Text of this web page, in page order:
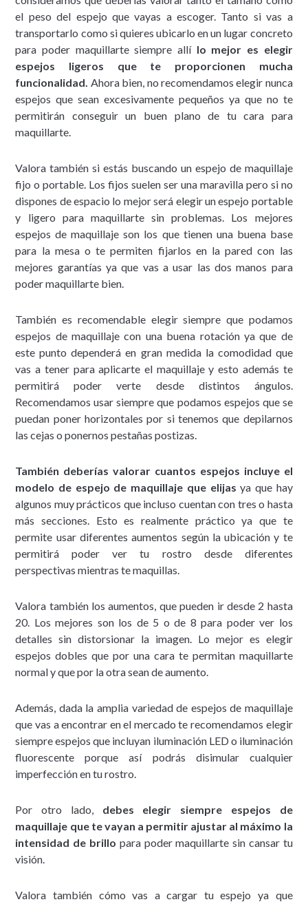
el peso del espejo que vayas a escoger. Tanto si vas a
transportarlo como si quieres ubicarlo en un lugar concreto
para poder maquillarte siempre allí lo mejor es elegir
espejos ligeros que te proporcionen mucha
funcionalidad. Ahora bien, no recomendamos elegir nunca
espejos que sean excesivamente pequeños ya que no te
permitirán conseguir un buen plano de tu cara para
maquillarte.
Valora también si estás buscando un espejo de maquillaje
fijo o portable. Los fijos suelen ser una maravilla pero si no
dispones de espacio lo mejor será elegir un espejo portable
y ligero para maquillarte sin problemas. Los mejores
espejos de maquillaje son los que tienen una buena base
para la mesa o te permiten fijarlos en la pared con las
mejores garantías ya que vas a usar las dos manos para
poder maquillarte bien.
También es recomendable elegir siempre que podamos
espejos de maquillaje con una buena rotación ya que de
este punto dependerá en gran medida la comodidad que
vas a tener para aplicarte el maquillaje y esto además te
permitirá poder verte desde distintos ángulos.
Recomendamos usar siempre que podamos espejos que se
puedan poner horizontales por si tenemos que depilarnos
las cejas o ponernos pestañas postizas.
También deberías valorar cuantos espejos incluye el
modelo de espejo de maquillaje que elijas ya que hay
algunos muy prácticos que incluso cuentan con tres o hasta
más secciones. Esto es realmente práctico ya que te
permite usar diferentes aumentos según la ubicación y te
permitirá poder ver tu rostro desde diferentes
perspectivas mientras te maquillas.
Valora también los aumentos, que pueden ir desde 2 hasta
20. Los mejores son los de 5 o de 8 para poder ver los
detalles sin distorsionar la imagen. Lo mejor es elegir
espejos dobles que por una cara te permitan maquillarte
normal y que por la otra sean de aumento.
Además, dada la amplia variedad de espejos de maquillaje
que vas a encontrar en el mercado te recomendamos elegir
siempre espejos que incluyan iluminación LED o iluminación
fluorescente porque así podrás disimular cualquier
imperfección en tu rostro.
Por otro lado, debes elegir siempre espejos de
maquillaje que te vayan a permitir ajustar al máximo la
intensidad de brillo para poder maquillarte sin cansar tu
visión.
Valora también cómo vas a cargar tu espejo ya que